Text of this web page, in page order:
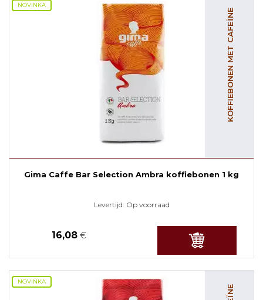
NOVINKA
KOFFIEBONEN MET CAFEÏNE
Gima Caffe Bar Selection Ambra koffiebonen 1 kg
Levertijd: Op voorraad
16,08 €
NOVINKA